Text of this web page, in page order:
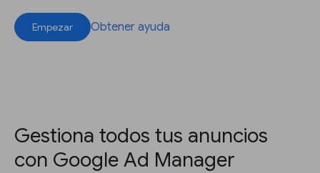
Empezar Obtener ayuda
Gestiona todos tus anuncios
con Google Ad Manager